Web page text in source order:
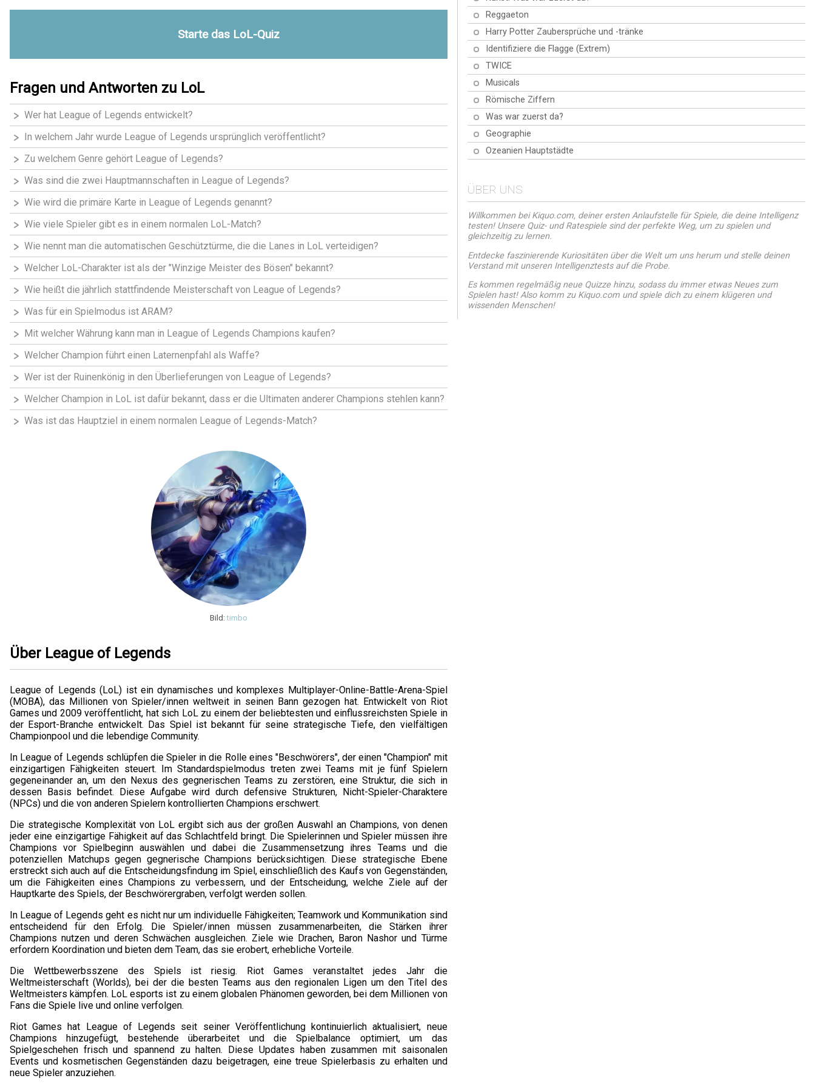
Starte das LoL-Quiz
Fragen und Antworten zu LoL
Wer hat League of Legends entwickelt?
In welchem Jahr wurde League of Legends ursprünglich veröffentlicht?
Zu welchem Genre gehört League of Legends?
Was sind die zwei Hauptmannschaften in League of Legends?
Wie wird die primäre Karte in League of Legends genannt?
Wie viele Spieler gibt es in einem normalen LoL-Match?
Wie nennt man die automatischen Geschütztürme, die die Lanes in LoL verteidigen?
Welcher LoL-Charakter ist als der "Winzige Meister des Bösen" bekannt?
Wie heißt die jährlich stattfindende Meisterschaft von League of Legends?
Was für ein Spielmodus ist ARAM?
Mit welcher Währung kann man in League of Legends Champions kaufen?
Welcher Champion führt einen Laternenpfahl als Waffe?
Wer ist der Ruinenkönig in den Überlieferungen von League of Legends?
Welcher Champion in LoL ist dafür bekannt, dass er die Ultimaten anderer Champions stehlen kann?
Was ist das Hauptziel in einem normalen League of Legends-Match?
Bild:timbo
Über League of Legends
League of Legends (LoL) ist ein dynamisches und komplexes Multiplayer-Online-Battle-Arena-Spiel
(MOBA), das Millionen von Spieler/innen weltweit in seinen Bann gezogen hat. Entwickelt von Riot
Games und 2009 veröffentlicht, hat sich LoL zu einem der beliebtesten und einflussreichsten Spiele in
der Esport-Branche entwickelt. Das Spiel ist bekannt für seine strategische Tiefe, den vielfältigen
Championpool und die lebendige Community.
In League of Legends schlüpfen die Spieler in die Rolle eines "Beschwörers", der einen "Champion" mit
einzigartigen Fähigkeiten steuert. Im Standardspielmodus treten zwei Teams mit je fünf Spielern
gegeneinander an, um den Nexus des gegnerischen Teams zu zerstören, eine Struktur, die sich in
dessen Basis befindet. Diese Aufgabe wird durch defensive Strukturen, Nicht-Spieler-Charaktere
(NPCs) und die von anderen Spielern kontrollierten Champions erschwert.
Die strategische Komplexität von LoL ergibt sich aus der großen Auswahl an Champions, von denen
jeder eine einzigartige Fähigkeit auf das Schlachtfeld bringt. Die Spielerinnen und Spieler müssen ihre
Champions vor Spielbeginn auswählen und dabei die Zusammensetzung ihres Teams und die
potenziellen Matchups gegen gegnerische Champions berücksichtigen. Diese strategische Ebene
erstreckt sich auch auf die Entscheidungsfindung im Spiel, einschließlich des Kaufs von Gegenständen,
um die Fähigkeiten eines Champions zu verbessern, und der Entscheidung, welche Ziele auf der
Hauptkarte des Spiels, der Beschwörergraben, verfolgt werden sollen.
In League of Legends geht es nicht nur um individuelle Fähigkeiten; Teamwork und Kommunikation sind
entscheidend für den Erfolg. Die Spieler/innen müssen zusammenarbeiten, die Stärken ihrer
Champions nutzen und deren Schwächen ausgleichen. Ziele wie Drachen, Baron Nashor und Türme
erfordern Koordination und bieten dem Team, das sie erobert, erhebliche Vorteile.
Die Wettbewerbsszene des Spiels ist riesig. Riot Games veranstaltet jedes Jahr die
Weltmeisterschaft (Worlds), bei der die besten Teams aus den regionalen Ligen um den Titel des
Weltmeisters kämpfen. LoL esports ist zu einem globalen Phänomen geworden, bei dem Millionen von
Fans die Spiele live und online verfolgen.
Riot Games hat League of Legends seit seiner Veröffentlichung kontinuierlich aktualisiert, neue
Champions hinzugefügt, bestehende überarbeitet und die Spielbalance optimiert, um das
Spielgeschehen frisch und spannend zu halten. Diese Updates haben zusammen mit saisonalen
Events und kosmetischen Gegenständen dazu beigetragen, eine treue Spielerbasis zu erhalten und
neue Spieler anzuziehen.
Reggaeton
Harry Potter Zaubersprüche und -tränke
Identifiziere die Flagge (Extrem)
TWICE
Musicals
Römische Ziffern
Was war zuerst da?
Geographie
Ozeanien Hauptstädte
ÜBER UNS
Willkommen bei Kiquo.com, deiner ersten Anlaufstelle für Spiele, die deine Intelligenz
testen! Unsere Quiz- und Ratespiele sind der perfekte Weg, um zu spielen und
gleichzeitig zu lernen.
Entdecke faszinierende Kuriositäten über die Welt um uns herum und stelle deinen
Verstand mit unseren Intelligenztests auf die Probe.
Es kommen regelmäßig neue Quizze hinzu, sodass du immer etwas Neues zum
Spielen hast! Also komm zu Kiquo.com und spiele dich zu einem klügeren und
wissenden Menschen!